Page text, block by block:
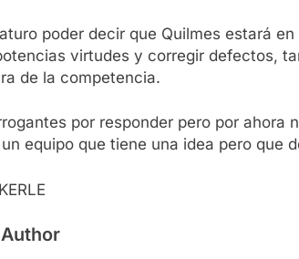
poder decir que Quilmes estará
virtudes y corregir defectos,
de la competencia.
por responder pero por ahora
equipo que tiene una idea pero que